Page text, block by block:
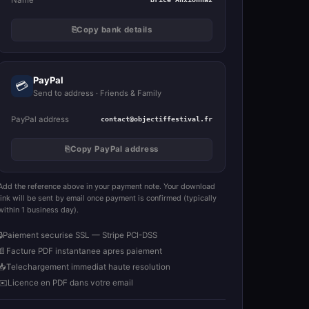
⎘Copy bank details
💳 PayPal
Send to address · Friends & Family
PayPal address contact@objectiffestival.fr
⎘Copy PayPal address
the reference above in your payment note. Your download
will be sent by email once payment is confirmed (typically
1 business day).
Paiement securise SSL — Stripe PCI-DSS
📄 Facture PDF instantanee apres paiement
Telechargement immediat haute resolution
Licence en PDF dans votre email